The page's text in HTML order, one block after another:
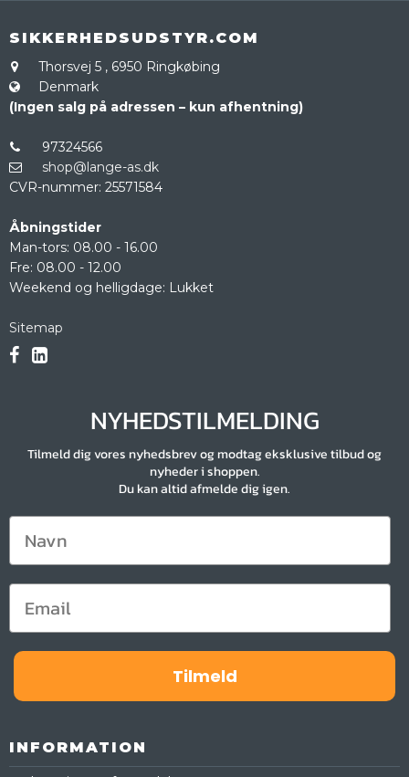
SIKKERHEDSUDSTYR.COM
Thorsvej 5 , 6950 Ringkøbing
Denmark
(Ingen salg på adressen – kun afhentning)
97324566
shop@lange-as.dk
CVR-nummer: 25571584
Åbningstider
Man-tors: 08.00 - 16.00
Fre: 08.00 - 12.00
Weekend og helligdage: Lukket
Sitemap
NYHEDSTILMELDING
Tilmeld dig vores nyhedsbrev og modtag eksklusive tilbud og
nyheder i shoppen.
Du kan altid afmelde dig igen.
Tilmeld
INFORMATION